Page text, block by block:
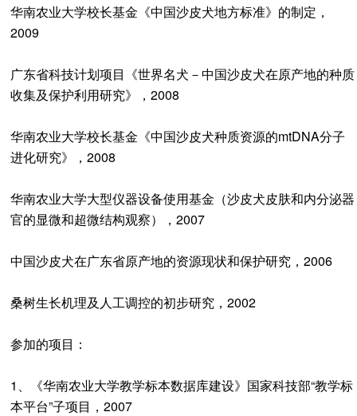
华南农业大学校长基金《中国沙皮犬地方标准》的制定，
2009
广东省科技计划项目《世界名犬－中国沙皮犬在原产地的种质
收集及保护利用研究》，2008
华南农业大学校长基金《中国沙皮犬种质资源的mtDNA分子
进化研究》，2008
华南农业大学大型仪器设备使用基金（沙皮犬皮肤和内分泌器
官的显微和超微结构观察），2007
中国沙皮犬在广东省原产地的资源现状和保护研究，2006
桑树生长机理及人工调控的初步研究，2002
参加的项目：
1、《华南农业大学教学标本数据库建设》国家科技部“教学标
本平台”子项目，2007